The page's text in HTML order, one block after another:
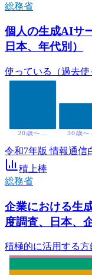
総務省
個人の生成AIサ
日本、年代別）
使っている（過去使
20歳〜… 30歳〜
令和7年版 情報通信
積上棒
総務省
企業における生
度調査、日本、
積極的に活用する方